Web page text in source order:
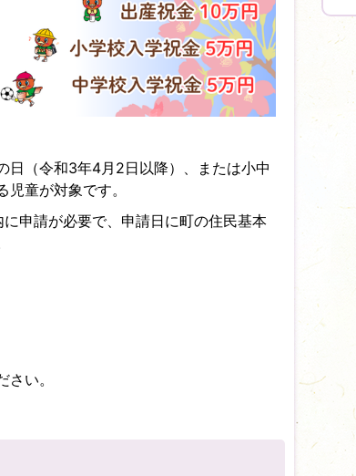
日（令和3年4月2日以降）、または小中
童が対象です。
申請が必要で、申請日に町の住民基本
い。